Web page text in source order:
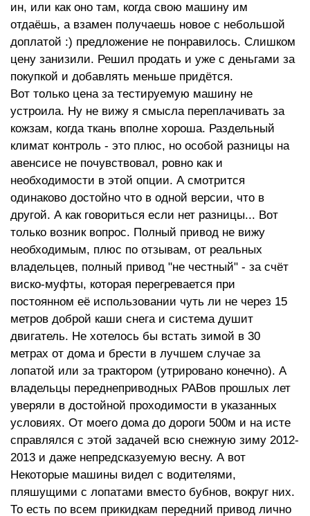
ин, или как оно там, когда свою машину им
отдаёшь, а взамен получаешь новое с небольшой
доплатой :) предложение не понравилось. Слишком
цену занизили. Решил продать и уже с деньгами за
покупкой и добавлять меньше придётся.
Вот только цена за тестируемую машину не
устроила. Ну не вижу я смысла переплачивать за
кожзам, когда ткань вполне хороша. Раздельный
климат контроль - это плюс, но особой разницы на
авенсисе не почувствовал, ровно как и
необходимости в этой опции. А смотрится
одинаково достойно что в одной версии, что в
другой. А как говориться если нет разницы... Вот
только возник вопрос. Полный привод не вижу
необходимым, плюс по отзывам, от реальных
владельцев, полный привод "не честный" - за счёт
виско-муфты, которая перегревается при
постоянном её использовании чуть ли не через 15
метров доброй каши снега и система душит
двигатель. Не хотелось бы встать зимой в 30
метрах от дома и брести в лучшем случае за
лопатой или за трактором (утрировано конечно). А
владельцы переднеприводных РАВов прошлых лет
уверяли в достойной проходимости в указанных
условиях. От моего дома до дороги 500м и на исте
справлялся с этой задачей всю снежную зиму 2012-
2013 и даже непредсказуемую весну. А вот
Некоторые машины видел с водителями,
пляшущими с лопатами вместо бубнов, вокруг них.
То есть по всем прикидкам передний привод лично